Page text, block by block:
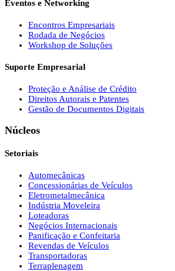
Eventos e Networking
Encontros Empresariais
Rodada de Negócios
Workshop de Soluções
Suporte Empresarial
Proteção e Análise de Crédito
Direitos Autorais e Patentes
Gestão de Documentos Digitais
Núcleos
Setoriais
Automecânicas
Concessionárias de Veículos
Eletrometalmecânica
Indústria Moveleira
Loteadoras
Negócios Internacionais
Panificação e Confeitaria
Revendas de Veículos
Transportadoras
Terraplenagem